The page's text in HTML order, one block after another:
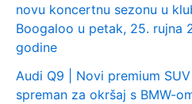
novu koncertnu sezonu u
Boogaloo u petak, 25. rujna
godine
Audi Q9 | Novi premium SUV
spreman za okršaj s BMW-